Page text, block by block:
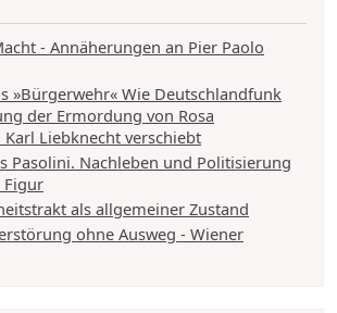
- Annäherungen an Pier Paolo
»Bürgerwehr« Wie Deutschlandfunk
der Ermordung von Rosa
Liebknecht verschiebt
Pasolini. Nachleben und Politisierung
Figur
als allgemeiner Zustand
ohne Ausweg - Wiener